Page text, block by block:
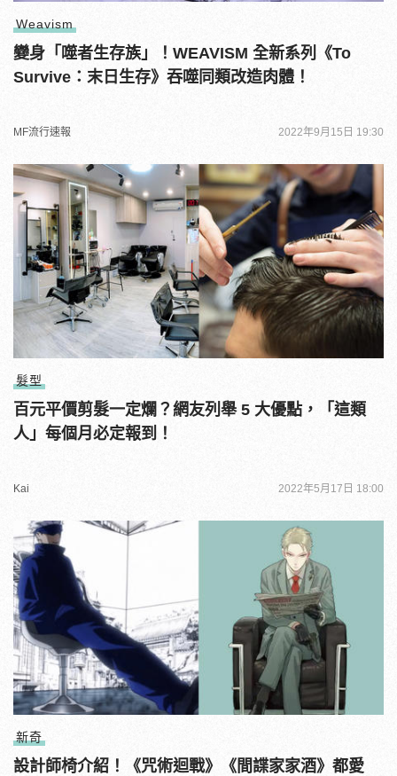
Weavism
變身「噬者生存族」！WEAVISM 全新系列《To
Survive：末日生存》吞噬同類改造肉體！
MF流行速報 2022年9月15日 19:30
髮型
百元平價剪髮一定爛？網友列舉 5 大優點，「這類
人」每個月必定報到！
Kai 2022年5月17日 18:00
新奇
設計師椅介紹！《咒術迴戰》《間諜家家酒》都愛